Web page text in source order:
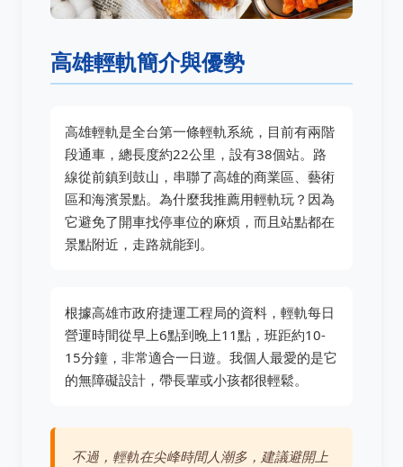
高雄輕軌簡介與優勢
高雄輕軌是全台第一條輕軌系統，目前有兩階
段通車，總長度約22公里，設有38個站。路
線從前鎮到鼓山，串聯了高雄的商業區、藝術
區和海濱景點。為什麼我推薦用輕軌玩？因為
它避免了開車找停車位的麻煩，而且站點都在
景點附近，走路就能到。
根據高雄市政府捷運工程局的資料，輕軌每日
營運時間從早上6點到晚上11點，班距約10-
15分鐘，非常適合一日遊。我個人最愛的是它
的無障礙設計，帶長輩或小孩都很輕鬆。
不過，輕軌在尖峰時間人潮多，建議避開上